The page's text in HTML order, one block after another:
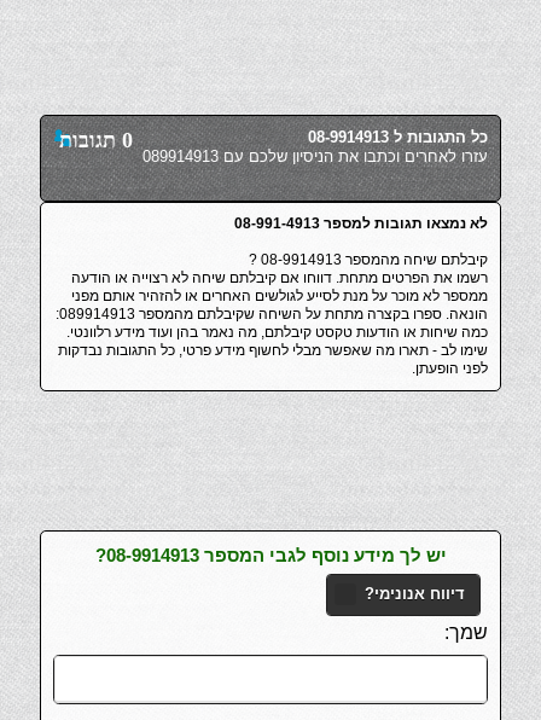
0 תגובות
כל התגובות ל 08-9914913
עזרו לאחרים וכתבו את הניסיון שלכם עם 089914913
לא נמצאו תגובות למספר 08-991-4913
קיבלתם שיחה מהמספר 08-9914913 ?
רשמו את הפרטים מתחת. דווחו אם קיבלתם שיחה לא רצוייה או הודעה
ממספר לא מוכר על מנת לסייע לגולשים האחרים או להזהיר אותם מפני
הונאה. ספרו בקצרה מתחת על השיחה שקיבלתם מהמספר 089914913:
כמה שיחות או הודעות טקסט קיבלתם, מה נאמר בהן ועוד מידע רלוונטי.
שימו לב - תארו מה שאפשר מבלי לחשוף מידע פרטי, כל התגובות נבדקות
לפני הופעתן.
יש לך מידע נוסף לגבי המספר 08-9914913?
דיווח אנונימי?
שמך: